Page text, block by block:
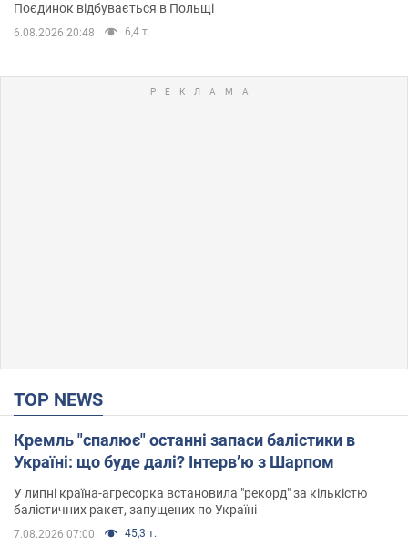
Поєдинок відбувається в Польщі
6.08.2026 20:48 6,4 т.
TOP NEWS
Кремль "спалює" останні запаси балістики в
Україні: що буде далі? Інтерв’ю з Шарпом
У липні країна-агресорка встановила "рекорд" за кількістю
балістичних ракет, запущених по Україні
7.08.2026 07:00 45,3 т.